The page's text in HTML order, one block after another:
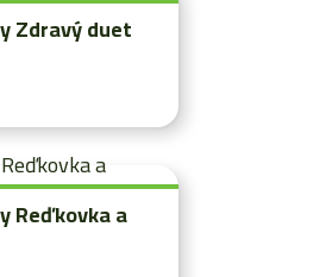
Zdravý duet
Reďkovka a